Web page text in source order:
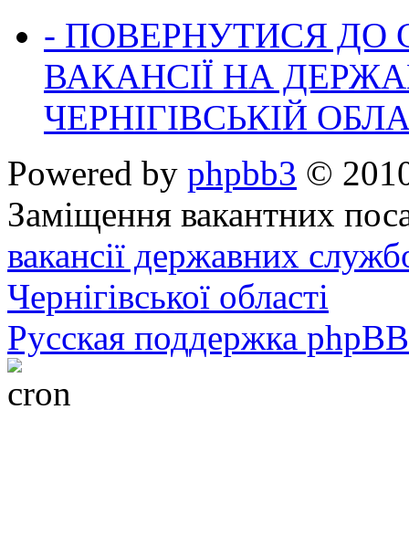
- ПОВЕРНУТИСЯ ДО
ВАКАНСІЇ НА
ЧЕРНІГІВСЬКІЙ
Powered by phpbb3 ©
Заміщення вакантних
вакансії державних
Чернігівської області
Русская поддержка phpBB